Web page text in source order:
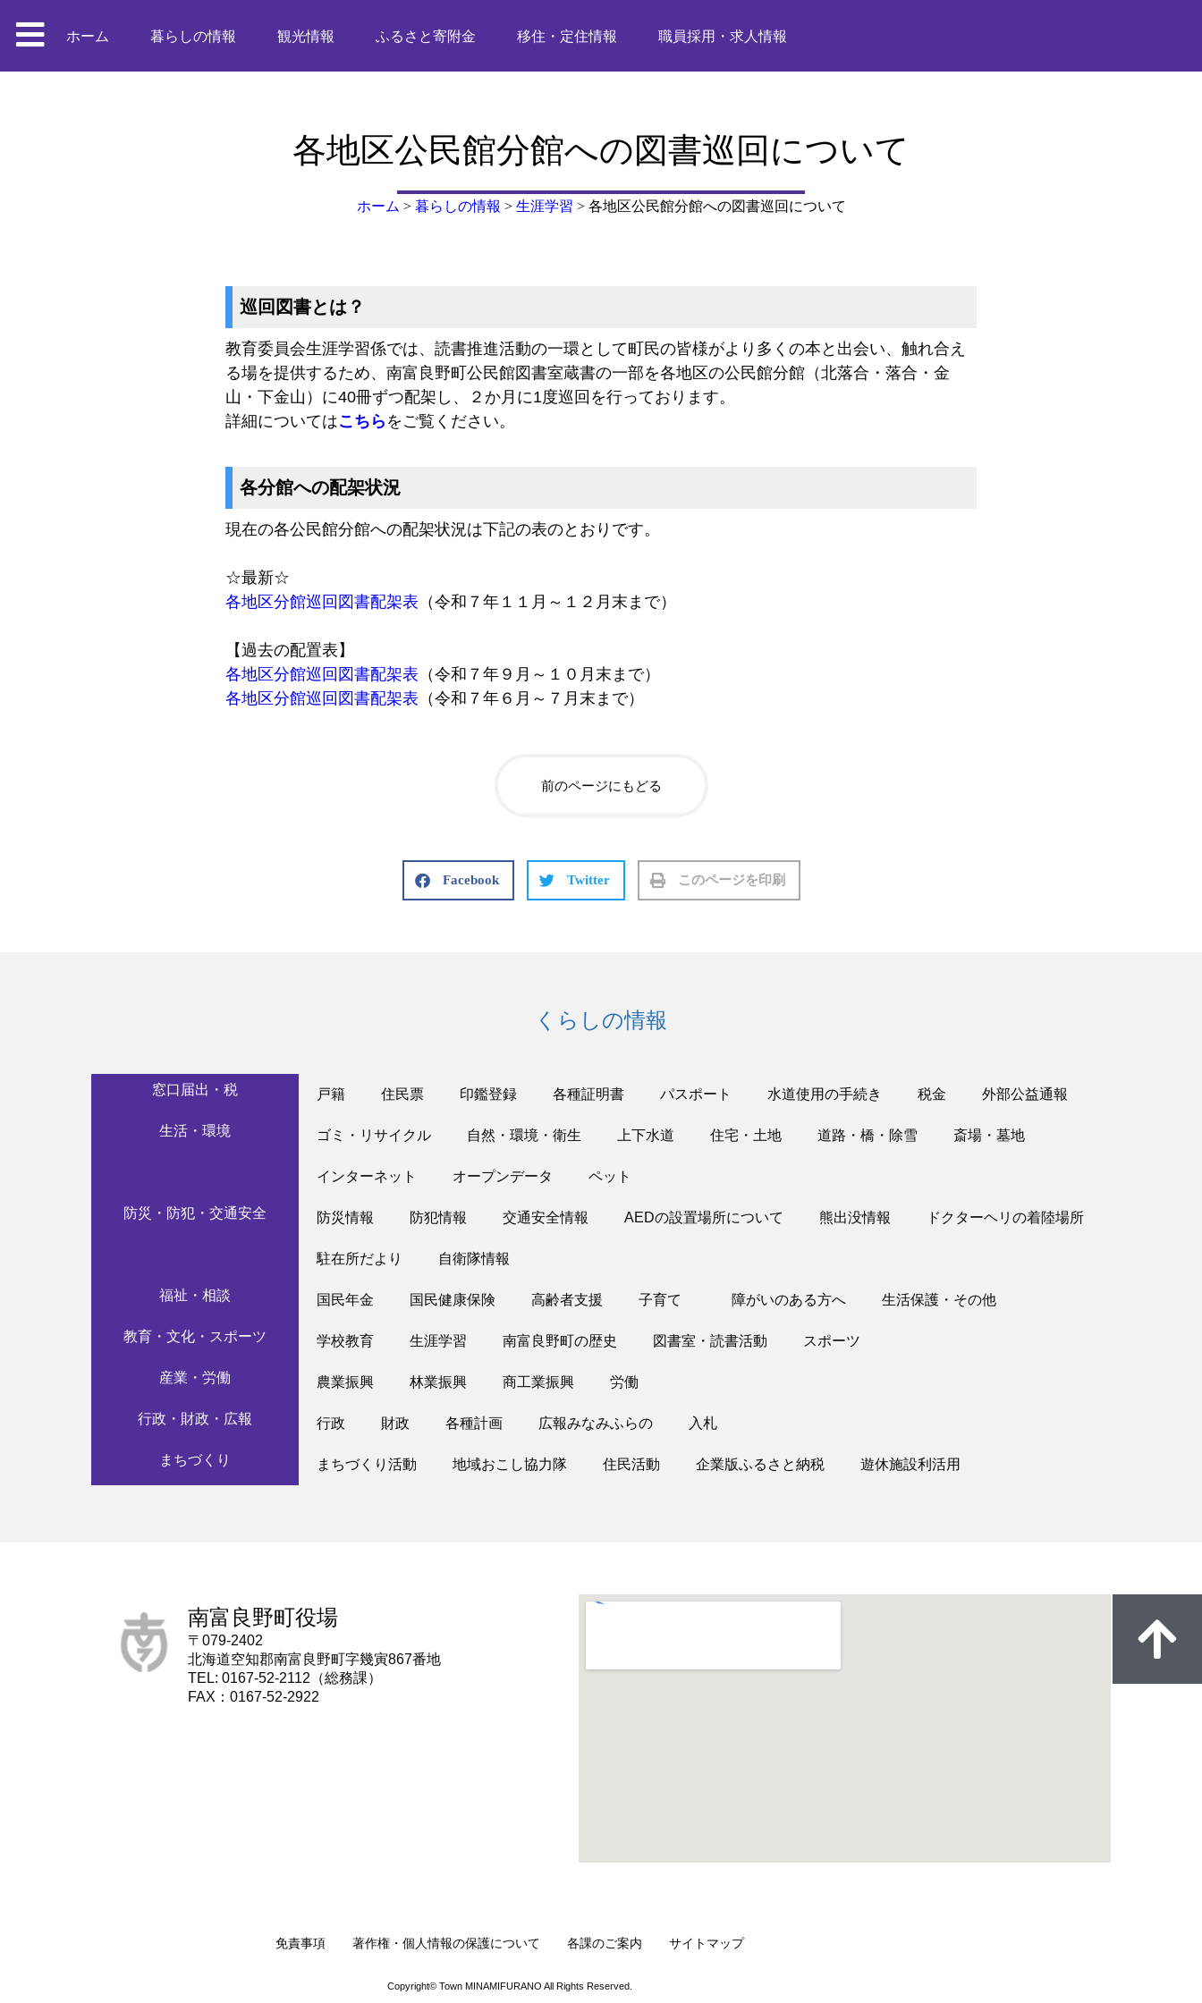
ホーム 暮らしの情報 観光情報 ふるさと寄附金 移住・定住情報 職員採用・求人情報
各地区公民館分館への図書巡回について
ホーム > 暮らしの情報 > 生涯学習 > 各地区公民館分館への図書巡回について
巡回図書とは？
教育委員会生涯学習係では、読書推進活動の一環として町民の皆様がより多くの本と出会い、触れ合え
る場を提供するため、南富良野町公民館図書室蔵書の一部を各地区の公民館分館（北落合・落合・金
山・下金山）に40冊ずつ配架し、２か月に1度巡回を行っております。
詳細についてはこちら をご覧ください。
各分館への配架状況
現在の各公民館分館への配架状況は下記の表のとおりです。
☆最新☆
各地区分館巡回図書配架表 （令和７年１１月～１２月末まで）
【過去の配置表】
各地区分館巡回図書配架表 （令和７年９月～１０月末まで）
各地区分館巡回図書配架表 （令和７年６月～７月末まで）
前のページにもどる
Facebook Twitter このページを印刷
くらしの情報
窓口届出・税 戸籍 住民票 印鑑登録 各種証明書 パスポート 水道使用の手続き 税金 外部公益通報
生活・環境 ゴミ・リサイクル 自然・環境・衛生 上下水道 住宅・土地 道路・橋・除雪 斎場・墓地
インターネット オープンデータ ペット
防災・防犯・交通安全 防災情報 防犯情報 交通安全情報 AEDの設置場所について 熊出没情報 ドクターヘリの着陸場所
駐在所だより 自衛隊情報
福祉・相談 国民年金 国民健康保険 高齢者支援 子育て 障がいのある方へ 生活保護・その他
教育・文化・スポーツ 学校教育 生涯学習 南富良野町の歴史 図書室・読書活動 スポーツ
産業・労働 農業振興 林業振興 商工業振興 労働
行政・財政・広報 行政 財政 各種計画 広報みなみふらの 入札
まちづくり まちづくり活動 地域おこし協力隊 住民活動 企業版ふるさと納税 遊休施設利活用
南富良野町役場
〒079-2402
北海道空知郡南富良野町字幾寅867番地
TEL: 0167-52-2112（総務課）
FAX：0167-52-2922
免責事項 著作権・個人情報の保護について 各課のご案内 サイトマップ
Copyright© Town MINAMIFURANO All Rights Reserved.